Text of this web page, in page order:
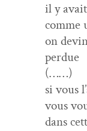
il y
comme
on
perdue
(……)
si vous
vous
dans